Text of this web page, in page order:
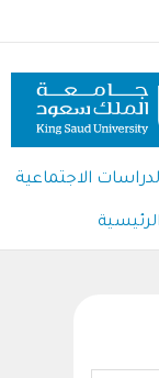
to
content
الاجتماعية
الرئيسية